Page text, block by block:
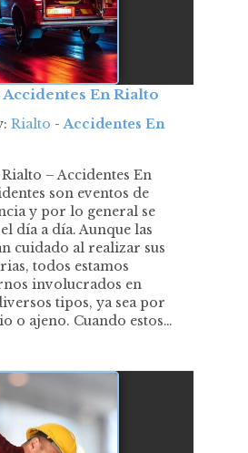
En Rialto
Rialto -Accidentes En
– Accidentes En
son eventos de
y por lo general se
día a día. Aunque las
cuidado al realizar sus
todos estamos
involucrados en
tipos, ya sea por
o ajeno. Cuando estos…